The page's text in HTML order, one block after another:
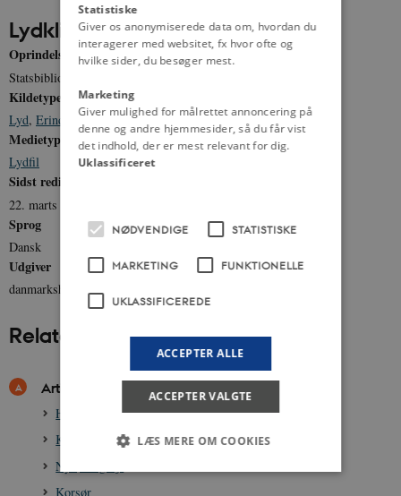
Lydklip
Oprindelse
Statsbiblioteket, Aarhus
Kildetype
Lyd, Erindring
Medietype
Lydfil
Sidst redigeret
22. marts 2012
Sprog
Dansk
Udgiver
danmarkshistorien.dk
Relateret indhold
Artikler
Holbæk
Kalundborg
Nykøbing Sj.
Korsør
Statistiske
Giver os anonymiserede data om, hvordan du
interagerer med websitet, fx hvor ofte og
hvilke sider, du besøger mest.
Marketing
Giver mulighed for målrettet annoncering på
denne og andre hjemmesider, så du får vist
det indhold, der er mest relevant for dig.
Uklassificeret
NØDVENDIGE STATISTISKE
MARKETING FUNKTIONELLE
UKLASSIFICEREDE
ACCEPTER ALLE
ACCEPTER VALGTE
LÆS MERE OM COOKIES